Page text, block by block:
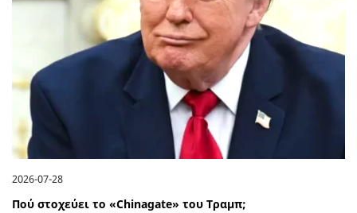
2026-07-28
Πού στοχεύει το «Chinagate» του Τραμπ;